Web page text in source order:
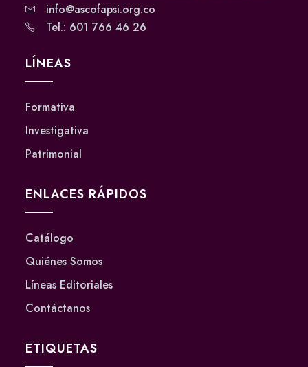
info@ascofapsi.org.co
Tel.: 601 766 46 26
LÍNEAS
Formativa
Investigativa
Patrimonial
ENLACES RÁPIDOS
Catálogo
Quiénes Somos
Líneas Editoriales
Contáctanos
ETIQUETAS